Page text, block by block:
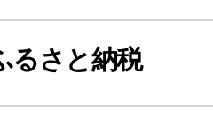
ュレーション
るさと納税